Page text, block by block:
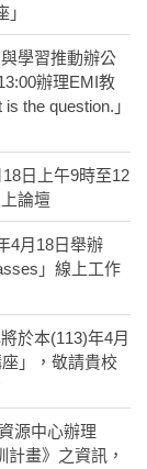
學習推動辦公
辦理EMI教
the question.」
日上午9時至12
論壇
4月18日舉辦
」線上工作
於本(113)年4月
」，敬請貴校
源中心辦理
計畫》之資訊，